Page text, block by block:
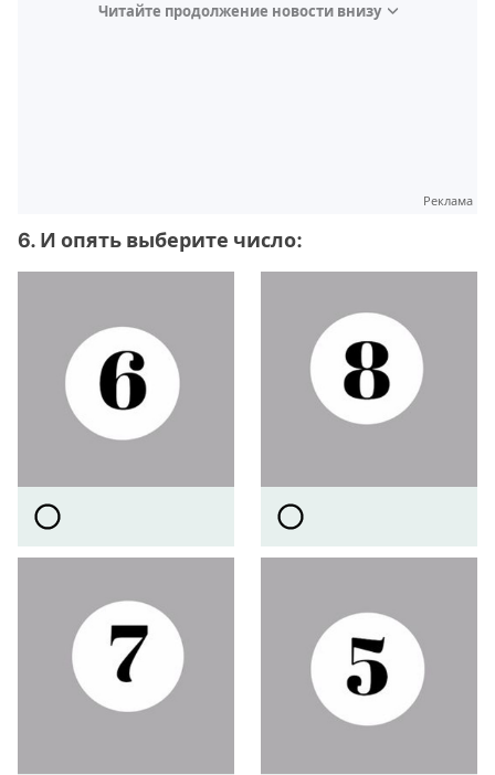
Читайте продолжение новости внизу
Реклама
6. И опять выберите число: